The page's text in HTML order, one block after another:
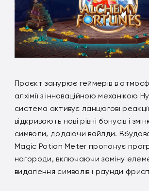
Проєкт занурює геймерів в
алхімії з інноваційною механікою
система активує ланцюгові
відкривають нові рівні бонусів і
символи, додаючи вайлди.
Magic Potion Meter пропонує
нагороди, включаючи заміну
видалення символів і раунди